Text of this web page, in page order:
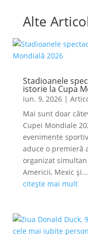
Alte
Stadioanele
istorie la Cupa
iun. 9, 2026|
Mai sunt doar
Cupei Mondiale
evenimente
aduce o premieră
organizat
Americii, Mexic și...
citește mai mult